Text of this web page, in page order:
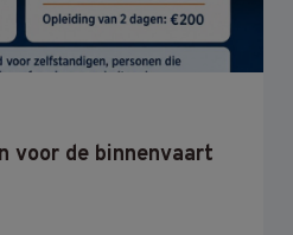
voor de binnenvaart